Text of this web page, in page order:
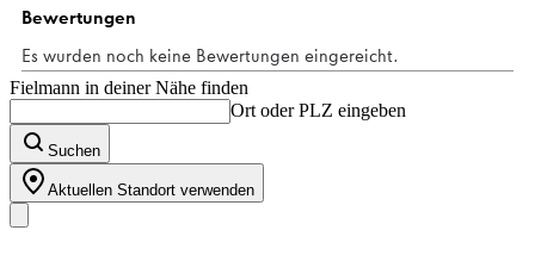
Fielmann in deiner Nähe finden
Ort oder PLZ eingeben
Suchen
Aktuellen Standort verwenden